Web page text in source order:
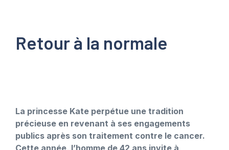
Retour à la normale
La princesse Kate perpétue une tradition
précieuse en revenant à ses engagements
publics après son traitement contre le cancer.
Cette année, l’homme de 42 ans invite à